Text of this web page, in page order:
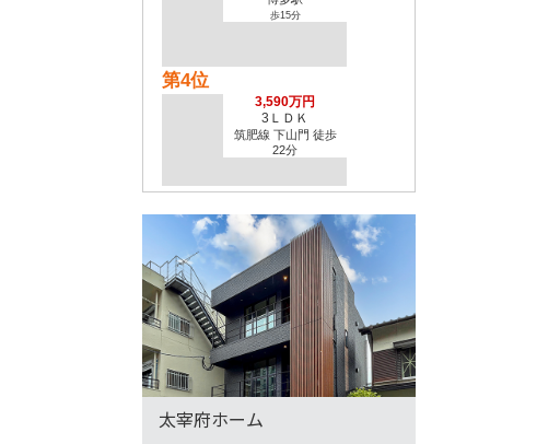
太宰府ホーム